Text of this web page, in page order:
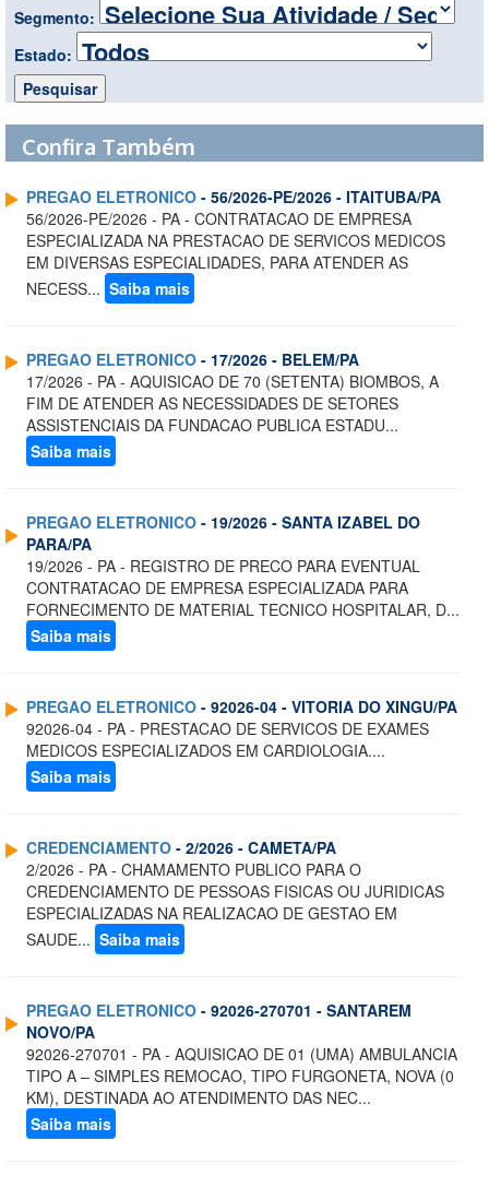
Segmento:
Estado:
Confira Também
PREGAO ELETRONICO - 56/2026-PE/2026 - ITAITUBA/PA
56/2026-PE/2026 - PA - CONTRATACAO DE EMPRESA
ESPECIALIZADA NA PRESTACAO DE SERVICOS MEDICOS
EM DIVERSAS ESPECIALIDADES, PARA ATENDER AS
NECESS... Saiba mais
PREGAO ELETRONICO - 17/2026 - BELEM/PA
17/2026 - PA - AQUISICAO DE 70 (SETENTA) BIOMBOS, A
FIM DE ATENDER AS NECESSIDADES DE SETORES
ASSISTENCIAIS DA FUNDACAO PUBLICA ESTADU...
Saiba mais
PREGAO ELETRONICO - 19/2026 - SANTA IZABEL DO
PARA/PA
19/2026 - PA - REGISTRO DE PRECO PARA EVENTUAL
CONTRATACAO DE EMPRESA ESPECIALIZADA PARA
FORNECIMENTO DE MATERIAL TECNICO HOSPITALAR, D...
Saiba mais
PREGAO ELETRONICO - 92026-04 - VITORIA DO XINGU/PA
92026-04 - PA - PRESTACAO DE SERVICOS DE EXAMES
MEDICOS ESPECIALIZADOS EM CARDIOLOGIA....
Saiba mais
CREDENCIAMENTO - 2/2026 - CAMETA/PA
2/2026 - PA - CHAMAMENTO PUBLICO PARA O
CREDENCIAMENTO DE PESSOAS FISICAS OU JURIDICAS
ESPECIALIZADAS NA REALIZACAO DE GESTAO EM
SAUDE... Saiba mais
PREGAO ELETRONICO - 92026-270701 - SANTAREM
NOVO/PA
92026-270701 - PA - AQUISICAO DE 01 (UMA) AMBULANCIA
TIPO A – SIMPLES REMOCAO, TIPO FURGONETA, NOVA (0
KM), DESTINADA AO ATENDIMENTO DAS NEC...
Saiba mais